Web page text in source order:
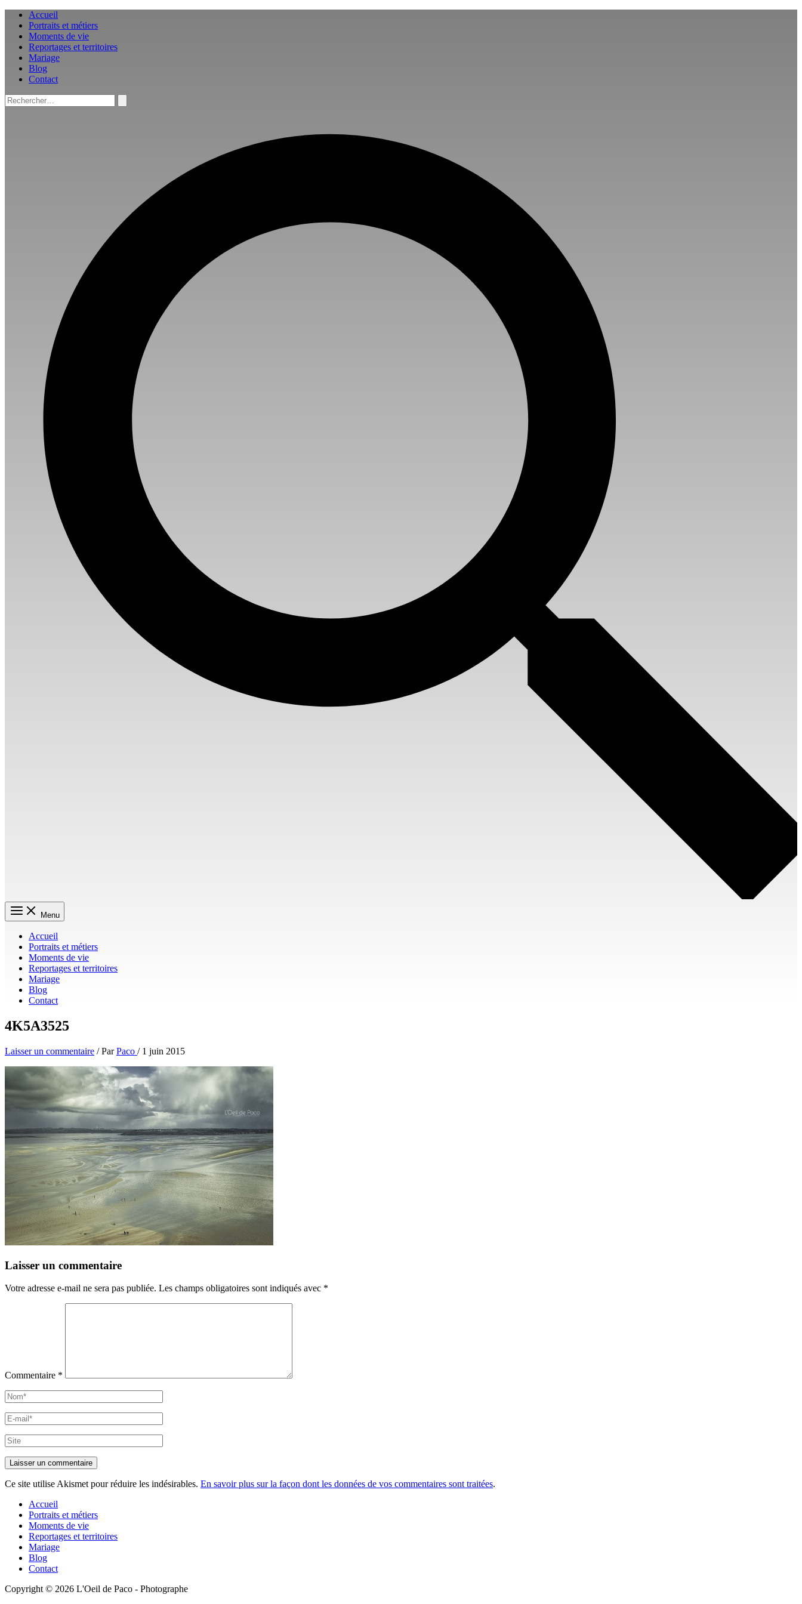
Aller
contenu
Accueil
Portraits et métiers
Moments de vie
Reportages et territoires
Mariage
Blog
Contact
Rechercher :
Menu
Accueil
Portraits et métiers
Moments de vie
Reportages et territoires
Mariage
Blog
Contact
4K5A3525
Laisser un commentaire / ParPaco / 1 juin 2015
Laisser un commentaire
Votre adresse e-mail ne sera pas publiée. Les champs obligatoires sont indiqués avec *
Commentaire *
Nom*
E-
mail*
Site
Ce site utilise Akismet pour réduire les indésirables. En savoir plus sur la façon dont les données de vos commentaires sont traitées.
Accueil
Portraits et métiers
Moments de vie
Reportages et territoires
Mariage
Blog
Contact
Copyright © 2026 L'Oeil de Paco - Photographe